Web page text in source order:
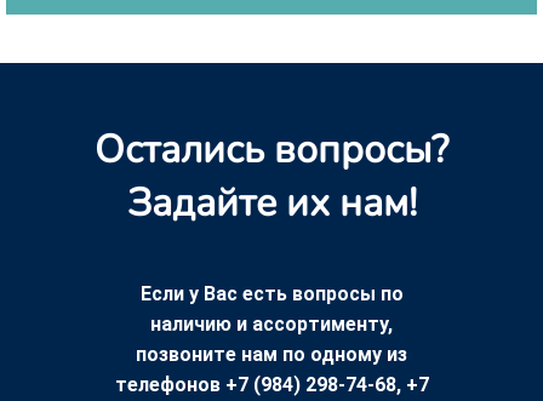
Остались вопросы?
Задайте их нам!
Если у Вас есть вопросы по
наличию и ассортименту,
позвоните нам по одному из
телефонов +7 (984) 298-74-68, +7